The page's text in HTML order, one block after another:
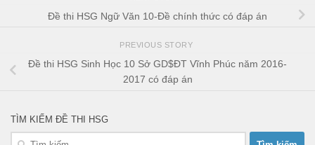
Đề thi HSG Ngữ Văn 10-Đề chính thức có đáp án
PREVIOUS STORY
Đề thi HSG Sinh Học 10 Sở GD$ĐT Vĩnh Phúc năm 2016-
2017 có đáp án
TÌM KIẾM ĐỀ THI HSG
Tìm